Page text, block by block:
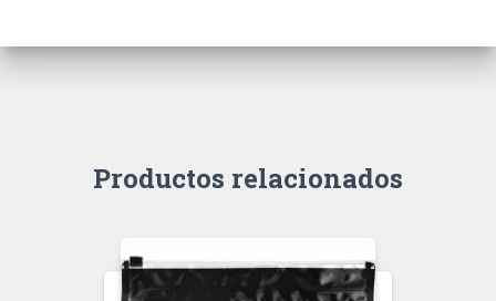
Productos relacionados